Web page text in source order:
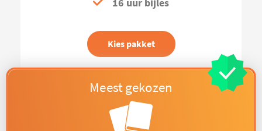
16 uur bijles
Kies pakket